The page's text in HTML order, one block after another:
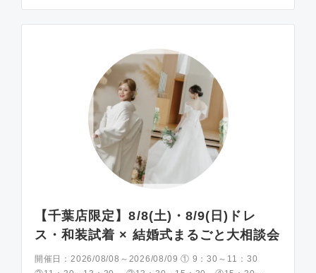
【千葉店限定】8/8(土)・8/9(日)ドレ
ス・和装試着 × 結婚式まるごと大相談会
開催日： 2026/08/08～2026/08/09 ① 9：30～11：30